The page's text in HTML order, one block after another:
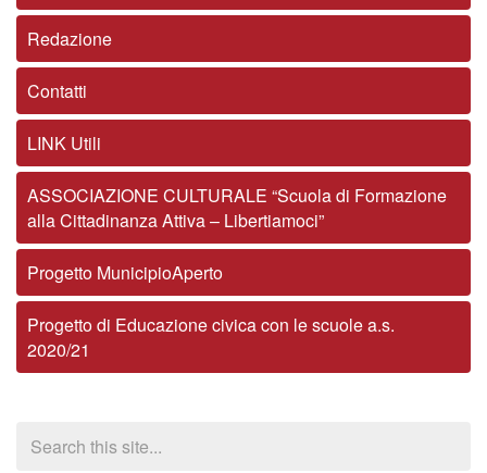
Redazione
Contatti
LINK Utili
ASSOCIAZIONE CULTURALE “Scuola di Formazione
alla Cittadinanza Attiva – Libertiamoci”
Progetto MunicipioAperto
Progetto di Educazione civica con le scuole a.s.
2020/21